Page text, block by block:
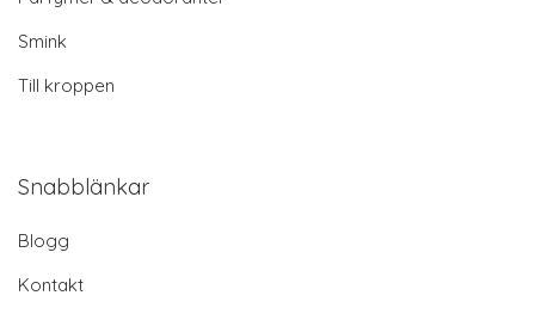
Smink
Till kroppen
Snabblänkar
Blogg
Kontakt